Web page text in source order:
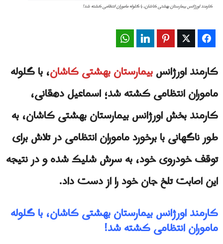
کارمند اورژانس بیمارستان بهشتی کاشان، با گلوله ماموران انتظامی کشته شد!
Facebook
Twitter
Pinterest
LinkedIn
کارمند اورژانسبیمارستان بهشتی کاشان، با گلوله
ماموران انتظامی کشته شد؛ اسماعیل دهقانی،
کارمند بخش اورژانس بیمارستان بهشتی کاشان، به
طور ناگهانی با برخورد ماموران انتظامی در تلاش برای
توقف خودروی خود، به سرش شلیک شده و در نتیجه
این اصابت تلخ جان خود را از دست داد.
کارمند اورژانس بیمارستان بهشتی کاشان، با گلوله
ماموران انتظامی کشته شد!